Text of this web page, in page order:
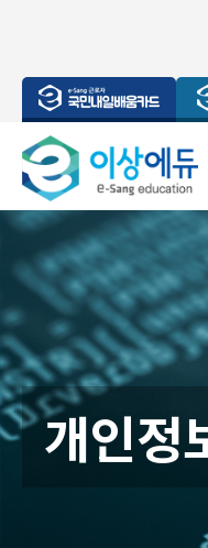
개인정